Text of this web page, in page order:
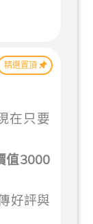
精選置頂
在只要
值3000
好評與